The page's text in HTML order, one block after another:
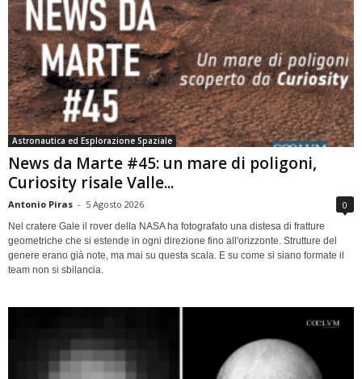
Astronautica ed Esplorazione Spaziale
News da Marte #45: un mare di poligoni,
Curiosity risale Valle...
Antonio Piras - 5 Agosto 2026 0
Nel cratere Gale il rover della NASA ha fotografato una distesa di fratture
geometriche che si estende in ogni direzione fino all'orizzonte. Strutture del
genere erano già note, ma mai su questa scala. E su come si siano formate il
team non si sbilancia.